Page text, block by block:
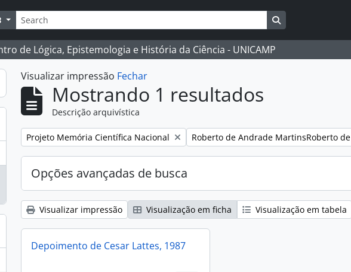
Opções de busca
de Lógica, Epistemologia e História da Ciência - UNICAMP
Visualizar impressão Fechar
Mostrando 1 resultados
Descrição arquivística
Remover filtro:
Projeto Memória Científica Nacional Remover filtro:
Roberto de Andrade MartinsRoberto de
Opções avançadas de busca
Visualizar impressão Visualização em ficha Visualização em tabela
Depoimento de Cesar Lattes, 1987